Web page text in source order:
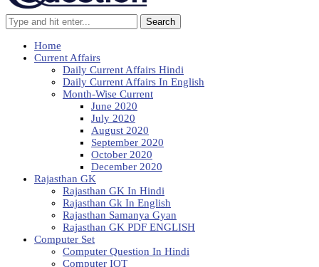
Search
Home
Current Affairs
Daily Current Affairs Hindi
Daily Current Affairs In English
Month-Wise Current
June 2020
July 2020
August 2020
September 2020
October 2020
December 2020
Rajasthan GK
Rajasthan GK In Hindi
Rajasthan Gk In English
Rajasthan Samanya Gyan
Rajasthan GK PDF ENGLISH
Computer Set
Computer Question In Hindi
Computer IOT